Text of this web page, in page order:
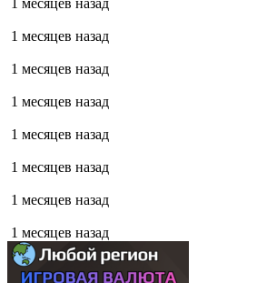
1 месяцев назад
1 месяцев назад
1 месяцев назад
1 месяцев назад
1 месяцев назад
1 месяцев назад
1 месяцев назад
1 месяцев назад